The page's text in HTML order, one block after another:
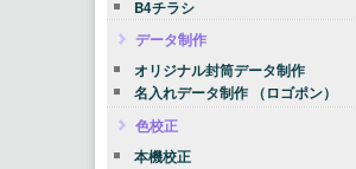
B4チラシ
データ制作
オリジナル封筒データ制作
名入れデータ制作 （ロゴポン）
色校正
本機校正